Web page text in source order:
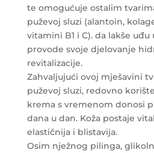
te omogućuje ostalim
puževoj sluzi (alantoin,
vitamini B1 i C). da lakše
provode svoje djelovanje
revitalizacije.
Zahvaljujući ovoj mješavini
puževoj sluzi, redovno
krema s vremenom donosi
dana u dan. Koža postaje
elastičnija i blistavija.
Osim nježnog pilinga,